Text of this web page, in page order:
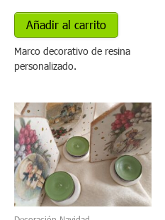
Añadir al carrito
Marco decorativo de resina
personalizado.